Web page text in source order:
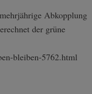
Abkopplung
der grüne
bleiben-5762­.html